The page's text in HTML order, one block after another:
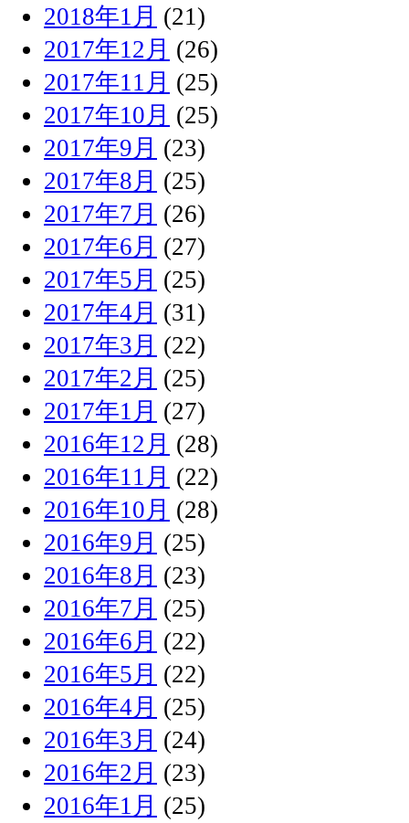
2018年1月 (21)
2017年12月 (26)
2017年11月 (25)
2017年10月 (25)
2017年9月 (23)
2017年8月 (25)
2017年7月 (26)
2017年6月 (27)
2017年5月 (25)
2017年4月 (31)
2017年3月 (22)
2017年2月 (25)
2017年1月 (27)
2016年12月 (28)
2016年11月 (22)
2016年10月 (28)
2016年9月 (25)
2016年8月 (23)
2016年7月 (25)
2016年6月 (22)
2016年5月 (22)
2016年4月 (25)
2016年3月 (24)
2016年2月 (23)
2016年1月 (25)